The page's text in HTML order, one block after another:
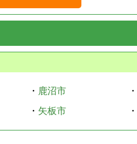
・ 鹿沼市 ・
・ 矢板市 ・